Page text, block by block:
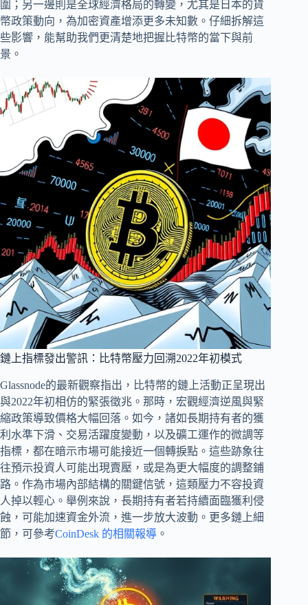
圍；另一邊則是全球經濟格局的轉變，尤其是日本的貨
幣政策動向，為加密資產增添更多未知數。仔細拆解這
些影響，能幫助我們更清楚地把握比特幣的當下與前
景。
鏈上指標發出警訊：比特幣壓力回溯2022年初模式
Glassnode的最新觀察指出，比特幣的鏈上活動正呈現出
與2022年初相仿的緊張徵兆。那時，宏觀經濟逆風與緊
縮政策導致價格大幅回落。如今，諸如長期持有者的獲
利水準下滑、交易活躍度變動，以及礦工運作的微調等
指標，都在暗示市場可能接近一個轉捩點。這些跡象往
往預示投資人可能出現賣壓，或是為更大幅度的調整鋪
路。作為市場內部結構的關鍵信號，這類壓力不容投資
人掉以輕心。舉例來說，長期持有者若持續面臨獲利侵
蝕，可能加速資金外流，進一步放大波動。更多鏈上細
節，可參考CoinDesk 的相關報導 。